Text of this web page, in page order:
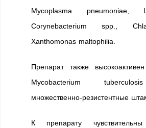
Mycoplasma pneumoniae,
Corynebacterium spp.,
Xanthomonas maltophilia.
Препарат также
Mycobacterium
множественно-резистентные
К препарату